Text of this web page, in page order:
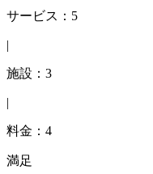
サービス：5
|
施設：3
|
料金：4
満足